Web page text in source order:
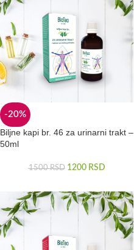
-20%
Biljne kapi br. 46 za urinarni trakt –
50ml
1500RSD 1200 RSD